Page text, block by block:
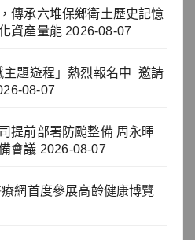
傳承六堆保鄉衛土歷史記憶
資產量能 2026-08-07
主題遊程」熱烈報名中 邀請
08-07
提前部署防颱整備 周永暉
會議 2026-08-07
網首度參展高齡健康博覽